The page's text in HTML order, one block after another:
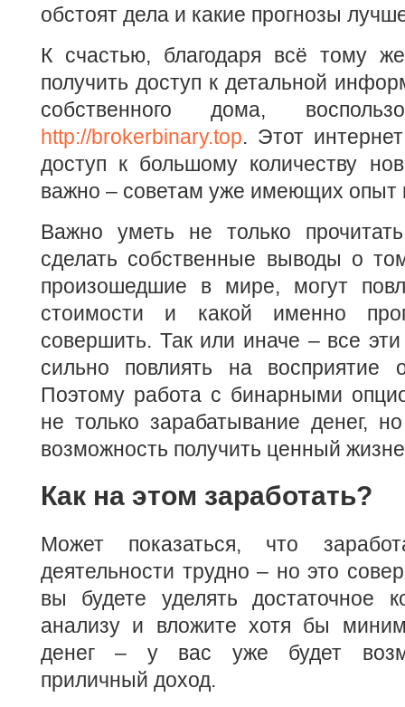
обстоят дела и какие прогнозы
К счастью, благодаря всё тому
получить доступ к детальной
собственного дома,
http://brokerbinary.top. Этот
доступ к большому количеству
важно – советам уже имеющих опыт
Важно уметь не только
сделать собственные выводы о
произошедшие в мире, могут
стоимости и какой именно
совершить. Так или иначе – все
сильно повлиять на восприятие
Поэтому работа с бинарными
не только зарабатывание денег,
возможность получить ценный
Как на этом заработать?
Может показаться, что
деятельности трудно – но это
вы будете уделять достаточное
анализу и вложите хотя бы
денег – у вас уже будет
приличный доход.